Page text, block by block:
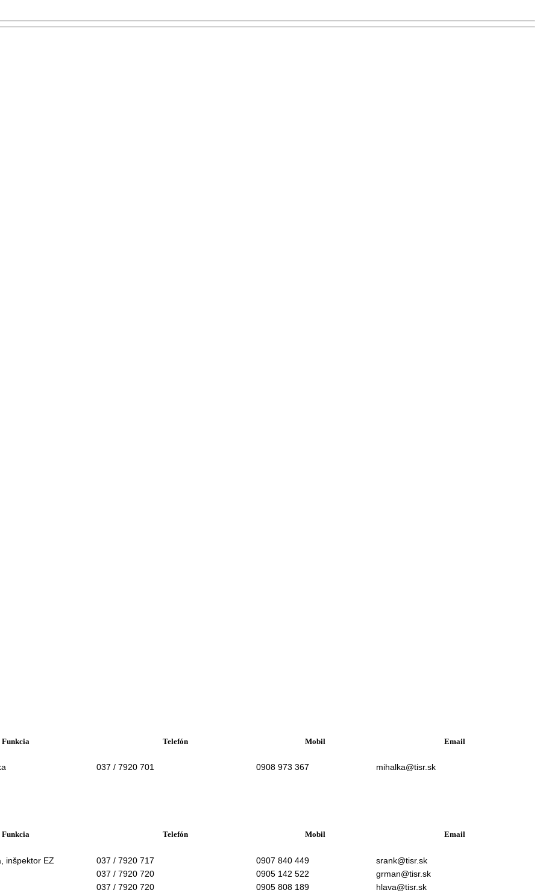
Funkcia Telefón Mobil Email
037 / 7920 701 0908 973 367 mihalka@tisr.sk
Funkcia Telefón Mobil Email
inšpektor EZ 037 / 7920 717 0907 840 449
srank@tisr.sk
037 / 7920 720 0905 142 522
grman@tisr.sk
037 / 7920 720 0905 808 189
hlava@tisr.sk